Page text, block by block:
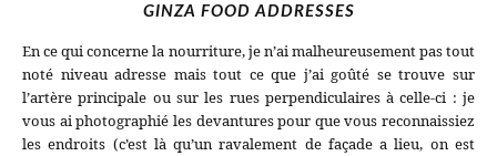
GINZA FOOD ADDRESSES
En ce qui concerne la nourriture, je n’ai malheureusement pas tout
noté niveau adresse mais tout ce que j’ai goûté se trouve sur
l’artère principale ou sur les rues perpendiculaires à celle-ci : je
vous ai photographié les devantures pour que vous reconnaissiez
les endroits (c’est là qu’un ravalement de façade a lieu, on est